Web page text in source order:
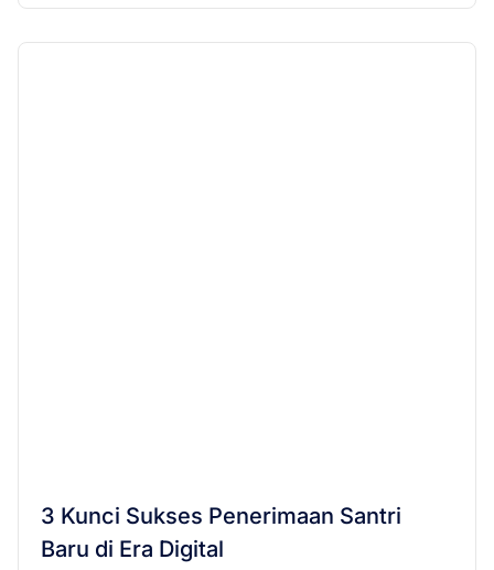
3 Kunci Sukses Penerimaan Santri
Baru di Era Digital